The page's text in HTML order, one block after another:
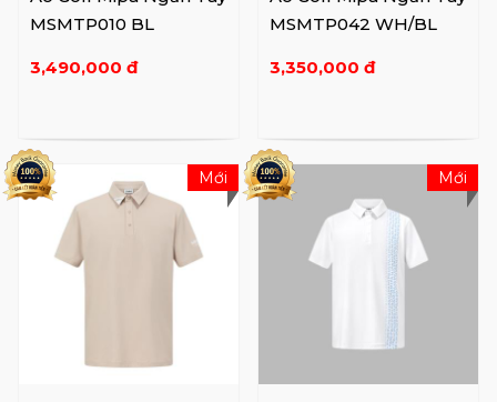
MSMTP010 BL
3,490,000 đ
MSMTP042 WH/BL
3,350,000 đ
Mới Mới